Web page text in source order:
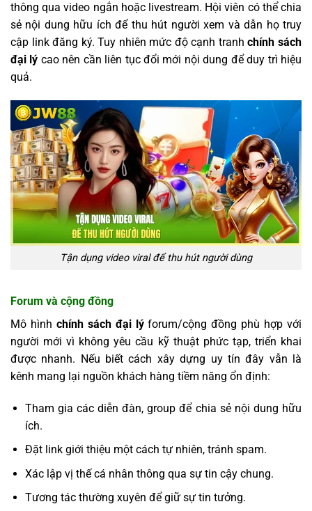
thông qua video ngắn hoặc livestream. Hội viên có thể chia
sẻ nội dung hữu ích để thu hút người xem và dẫn họ truy
cập link đăng ký. Tuy nhiên mức độ cạnh tranhchính sách
đại lý cao nên cần liên tục đổi mới nội dung để duy trì hiệu
quả.
Tận dụng video viral để thu hút người dùng
Forum và cộng đồng
Mô hình chính sách đại lýforum/cộng đồng phù hợp với
người mới vì không yêu cầu kỹ thuật phức tạp, triển khai
được nhanh. Nếu biết cách xây dựng uy tín đây vẫn là
kênh mang lại nguồn khách hàng tiềm năng ổn định:
Tham gia các diễn đàn, group để chia sẻ nội dung hữu
ích.
Đặt link giới thiệu một cách tự nhiên, tránh spam.
Xác lập vị thế cá nhân thông qua sự tin cậy chung.
Tương tác thường xuyên để giữ sự tin tưởng.